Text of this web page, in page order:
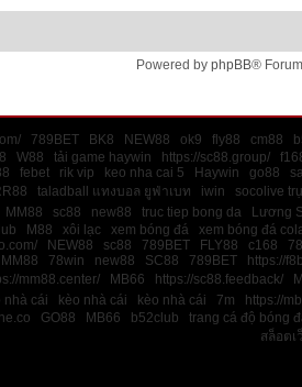
Powered by phpBB®
789BET BK8 NEW88 ok9 fly88 cm88
W88 tải game haywin https://sc88.group/
febet rik vip keo nha cai 5 Haywin go88
taladball แทงบอล ยูฟ่าเบท iwin socolive
MM88 sc88 new88 truc tiep bong da Lương
M88 xôi lạc xem bóng đá xem bóng đá
NEW88 sc88 789BET FLY88 c168
MM88 78win new88 SC88 789BET https://
mm88.center/ MB66 https://sc88.feedback/
nhà cái kèo nhà cái kèo nhà cái 7m https://
GO88 MB66 b52club trang cá độ bóng
สล็อตเ